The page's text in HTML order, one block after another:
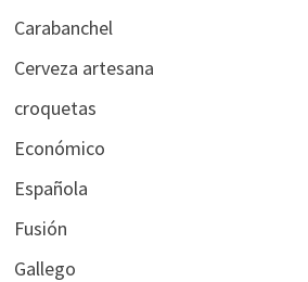
Carabanchel
Cerveza artesana
croquetas
Económico
Española
Fusión
Gallego